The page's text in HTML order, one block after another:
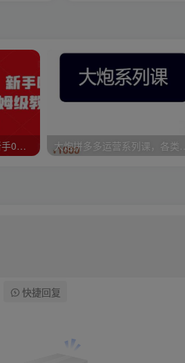
猎人联盟视频号项目，新手0基础轻松月赚10000+，保姆级教程原价4988元 大炮拼多多运营系列
快捷回复